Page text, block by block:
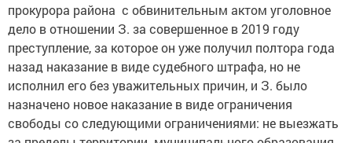
прокурора района с обвинительным актом уголовное
дело в отношении З. за совершенное в 2019 году
преступление, за которое он уже получил полтора года
назад наказание в виде судебного штрафа, но не
исполнил его без уважительных причин, и З. было
назначено новое наказание в виде ограничения
свободы со следующими ограничениями: не выезжать